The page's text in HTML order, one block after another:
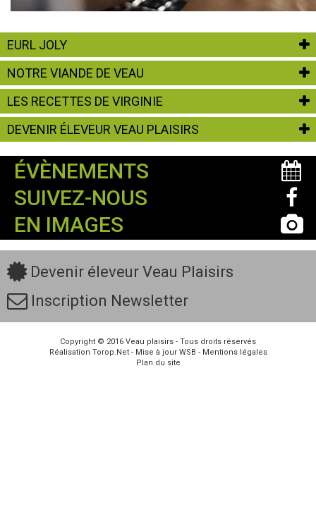
EURL JOLY
NOTRE VIANDE DE VEAU
LES RECETTES DE VIRGINIE
DEVENIR ÉLEVEUR VEAU PLAISIRS
ÉVÈNEMENTS
SUIVEZ-NOUS
EN IMAGES
Devenir éleveur Veau Plaisirs
Inscription Newsletter
Copyright © 2016 Veau plaisirs - Tous droits réservés
Réalisation Torop.Net- Mise à jour WSB - Mentions légales
Plan du site